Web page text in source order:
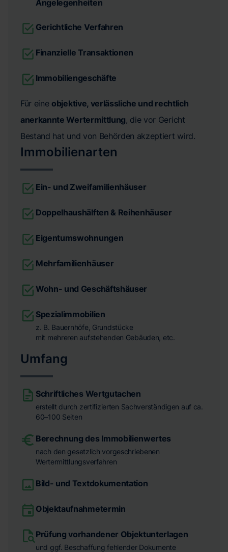
Angelegenheiten
Gerichtliche Verfahren
Finanzielle Transaktionen
Immobiliengeschäfte
Für eine objektive, verlässliche und rechtlich
anerkannte Wertermittlung, die vor Gericht
Bestand hat und von Behörden akzeptiert wird.
Immobilienarten
Ein- und Zweifamilienhäuser
Doppelhaushälften & Reihenhäuser
Eigentumswohnungen
Mehrfamilienhäuser
Wohn- und Geschäftshäuser
Spezialimmobilien
z. B. Bauernhöfe, Grundstücke
mit mehreren aufstehenden Gebäuden, etc.
Umfang
Schriftliches Wertgutachen
erstellt durch zertifizierten Sachverständigen auf ca.
60–100 Seiten
Berechnung des Immobilienwertes
nach den gesetzlich vorgeschriebenen
Wertermittlungsverfahren
Bild- und Textdokumentation
Objektaufnahmetermin
Prüfung vorhandener Objektunterlagen
und ggf. Beschaffung fehlender Dokumente